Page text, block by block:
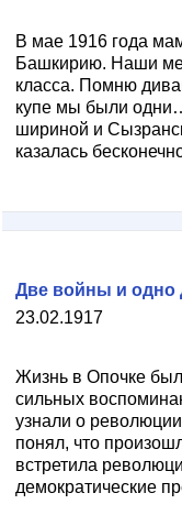
В мае 1916 года
Башкирию. Наши
класса. Помню
купе мы были
шириной и
казалась
23.02.1917
Две войны и одно
Жизнь в Опочке
сильных
узнали о
понял, что
встретила
демократические